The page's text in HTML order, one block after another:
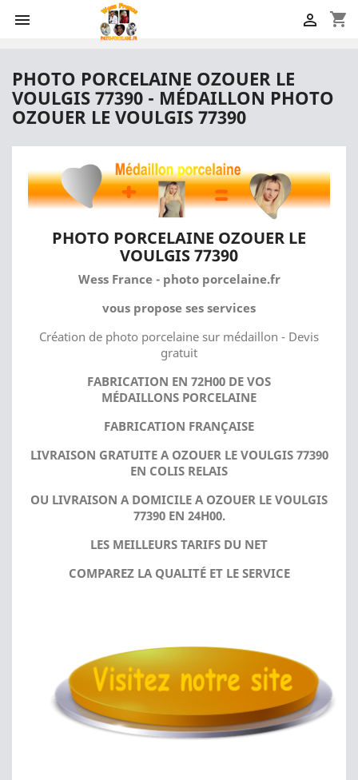
 shopping_cart

PHOTO PORCELAINE OZOUER LE
VOULGIS 77390 - MÉDAILLON PHOTO
OZOUER LE VOULGIS 77390
PHOTO PORCELAINE OZOUER LE
VOULGIS 77390
Wess France - photo porcelaine.fr
vous propose ses services
Création de photo porcelaine sur médaillon - Devis
gratuit
FABRICATION EN 72H00 DE VOS
MÉDAILLONS PORCELAINE
FABRICATION FRANÇAISE
LIVRAISON GRATUITE A OZOUER LE VOULGIS 77390
EN COLIS RELAIS
OU LIVRAISON A DOMICILE A OZOUER LE VOULGIS
77390 EN 24H00.
LES MEILLEURS TARIFS DU NET
COMPAREZ LA QUALITÉ ET LE SERVICE